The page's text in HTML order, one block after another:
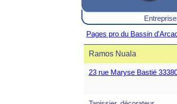
Pages pro du Bassin
Ramos Nuala
23 rue Maryse Bastié